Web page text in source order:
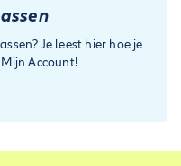
Je leest hier hoe je
Account!